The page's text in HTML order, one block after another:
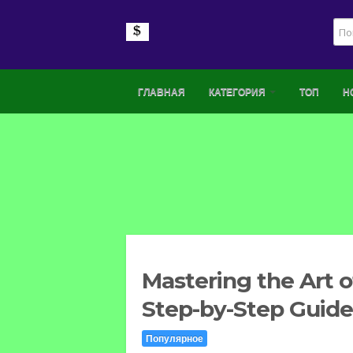
ГЛАВНАЯ КАТЕГОРИЯ ТОП
Mastering the Art
Step-by-Step Guide
Популярное